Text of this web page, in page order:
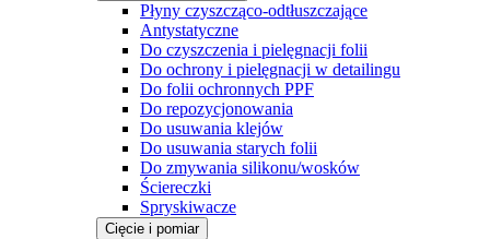
Płyny czyszcząco-odtłuszczające
Antystatyczne
Do czyszczenia i pielęgnacji folii
Do ochrony i pielęgnacji w detailingu
Do folii ochronnych PPF
Do repozycjonowania
Do usuwania klejów
Do usuwania starych folii
Do zmywania silikonu/wosków
Ściereczki
Spryskiwacze
Cięcie i pomiar